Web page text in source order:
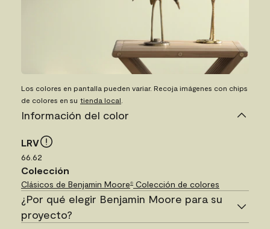
Los colores en pantalla pueden variar. Recoja imágenes con chips
de colores en su tienda local
Información del color
LRV
66.62
Colección
Clásicos de Benjamin Moore® Colección de colores
¿Por qué elegir Benjamin Moore para su
proyecto?